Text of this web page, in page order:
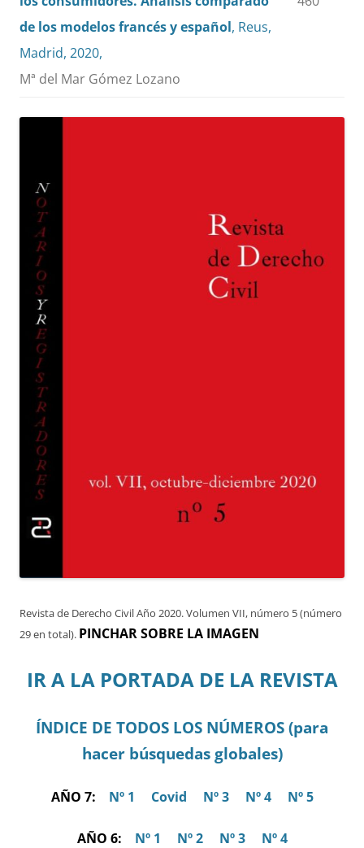
de los modelos francés y español, Reus,
Madrid, 2020,
Mª del Mar Gómez Lozano
Revista de Derecho Civil Año 2020. Volumen VII, número 5 (número
29 en total). PINCHAR SOBRE LA IMAGEN
IR A LA PORTADA DE LA REVISTA
ÍNDICE DE TODOS LOS NÚMEROS (para
hacer búsquedas globales)
AÑO 7: Nº 1 Covid Nº 3 Nº 4 Nº 5
AÑO 6: Nº 1 Nº 2 Nº 3 Nº 4